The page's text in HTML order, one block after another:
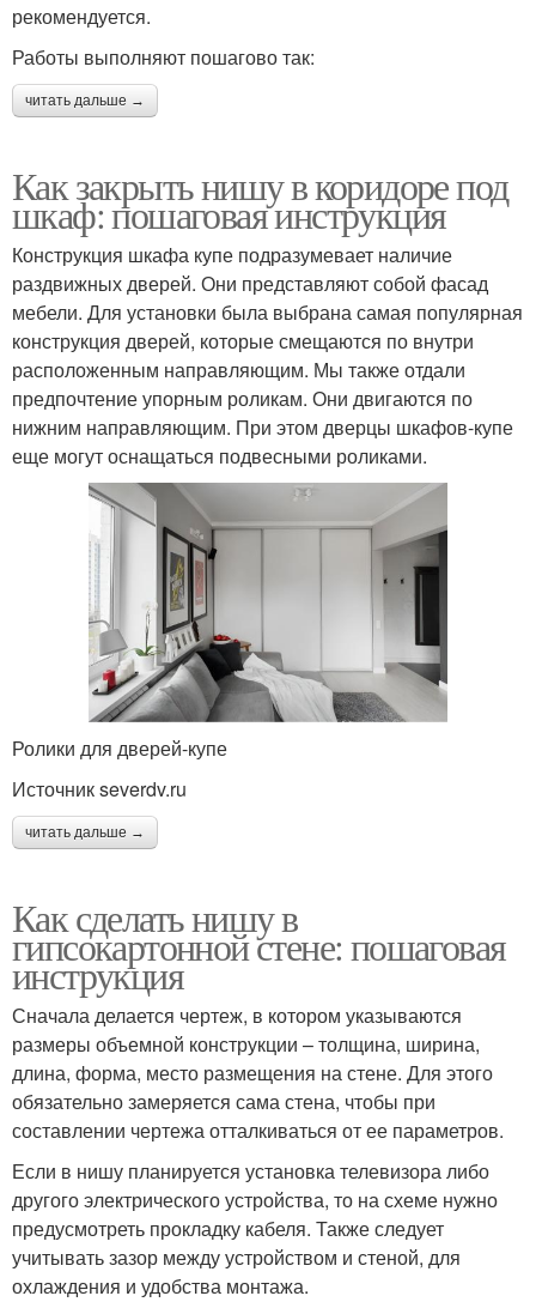
рекомендуется.
Работы выполняют пошагово так:
читать дальше →
Как закрыть нишу в коридоре под
шкаф: пошаговая инструкция
Конструкция шкафа купе подразумевает наличие
раздвижных дверей. Они представляют собой фасад
мебели. Для установки была выбрана самая популярная
конструкция дверей, которые смещаются по внутри
расположенным направляющим. Мы также отдали
предпочтение упорным роликам. Они двигаются по
нижним направляющим. При этом дверцы шкафов-купе
еще могут оснащаться подвесными роликами.
Ролики для дверей-купе
Источник severdv.ru
читать дальше →
Как сделать нишу в
гипсокартонной стене: пошаговая
инструкция
Сначала делается чертеж, в котором указываются
размеры объемной конструкции – толщина, ширина,
длина, форма, место размещения на стене. Для этого
обязательно замеряется сама стена, чтобы при
составлении чертежа отталкиваться от ее параметров.
Если в нишу планируется установка телевизора либо
другого электрического устройства, то на схеме нужно
предусмотреть прокладку кабеля. Также следует
учитывать зазор между устройством и стеной, для
охлаждения и удобства монтажа.